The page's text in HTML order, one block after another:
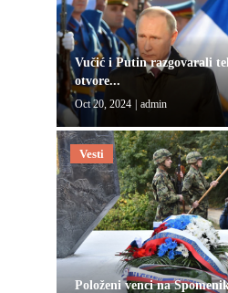
Vučić i Putin razgovarali
otvore...
Oct 20, 2024 | admin
Vesti
Položeni venci na